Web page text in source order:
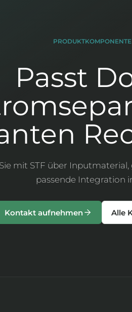
Passt
mit STF über
passende Integration
Kontakt aufnehmen Alle